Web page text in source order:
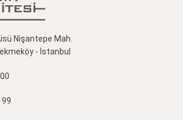
Nişantepe Mah.
- İstanbul